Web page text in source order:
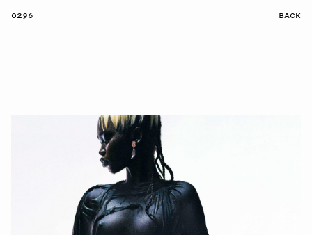
BACK
0296